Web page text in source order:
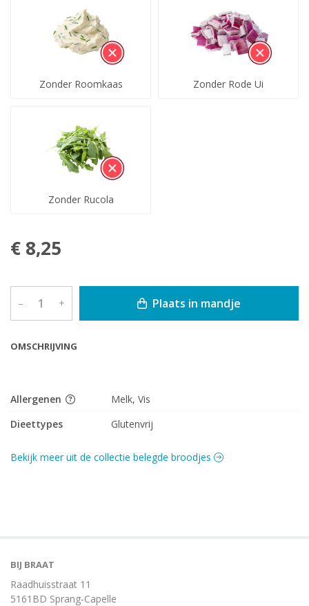
OMSCHRIJVING
Zonder Roomkaas Zonder Rode Ui
Zonder Rucola
€ 8,25
– + Plaats in mandje
Allergenen
Melk, Vis
Dieettypes
Glutenvrij
Bekijk meer uit de collectie belegde broodjes
BIJ BRAAT
Raadhuisstraat 11
5161BD Sprang-Capelle